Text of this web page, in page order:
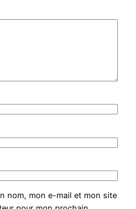
nom, mon e-mail et mon site